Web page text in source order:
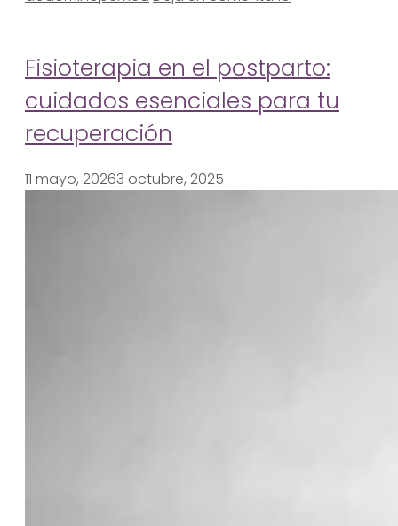
Fisioterapia en el postparto:
cuidados esenciales para tu
recuperación
11 mayo, 20263 octubre, 2025